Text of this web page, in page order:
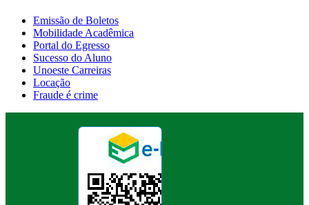
Emissão de Boletos
Mobilidade Acadêmica
Portal do Egresso
Sucesso do Aluno
Unoeste Carreiras
Locação
Fraude é crime